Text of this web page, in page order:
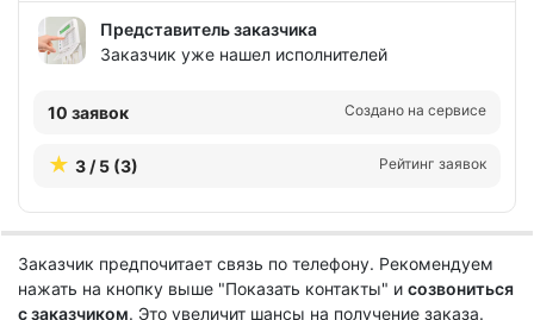
Представитель заказчика
Заказчик уже нашел исполнителей
10 заявок Создано на сервисе
3 / 5 (3) Рейтинг заявок
Заказчик предпочитает связь по телефону. Рекомендуем
нажать на кнопку выше "Показать контакты" и созвониться
с заказчиком. Это увеличит шансы на получение заказа.